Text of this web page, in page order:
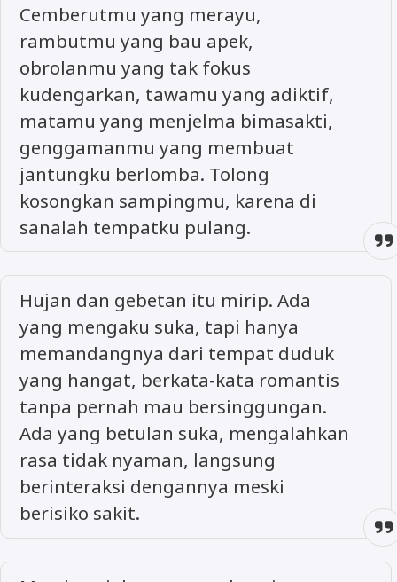
Cemberutmu yang merayu,
rambutmu yang bau apek,
obrolanmu yang tak fokus
kudengarkan, tawamu yang adiktif,
matamu yang menjelma bimasakti,
genggamanmu yang membuat
jantungku berlomba. Tolong
kosongkan sampingmu, karena di
sanalah tempatku pulang.
Hujan dan gebetan itu mirip. Ada
yang mengaku suka, tapi hanya
memandangnya dari tempat duduk
yang hangat, berkata-kata romantis
tanpa pernah mau bersinggungan.
Ada yang betulan suka, mengalahkan
rasa tidak nyaman, langsung
berinteraksi dengannya meski
berisiko sakit.